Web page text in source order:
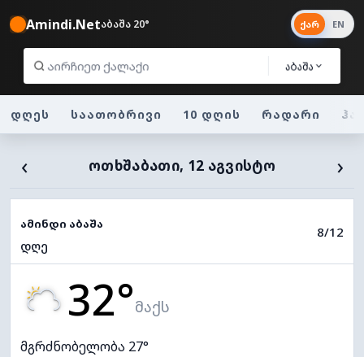
Amindi.Netაბაშა 20°
აბაშა
ქარ EN
დღეს საათობრივი 10 დღის რადარი
‹ ᲝᲗᲮᲨᲐᲑᲐᲗᲘ, 12 ᲐᲒᲕᲘᲡᲢᲝ ›
ამინდი აბაშა
დღე
8/12
32°მაქს
მგრძნობელობა 27°